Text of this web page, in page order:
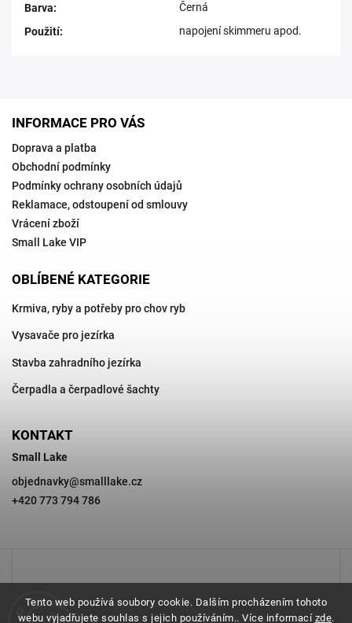
Tento web používá soubory cookie. Dalším procházením tohoto
webu vyjadřujete souhlas s jejich používáním.. Více informací zde.
Barva:
Černá
Použití: napojení skimmeru apod.
INFORMACE PRO VÁS
Doprava a platba
Obchodní podmínky
Podmínky ochrany osobních údajů
Reklamace, odstoupení od smlouvy
Vrácení zboží
Small Lake VIP
OBLÍBENÉ KATEGORIE
Krmiva, ryby a potřeby pro chov ryb
Vysavače pro jezírka
Stavba zahradního jezírka
Čerpadla a čerpadlové šachty
KONTAKT
Small Lake
objednavky@smalllake.cz
+420 773 794 786